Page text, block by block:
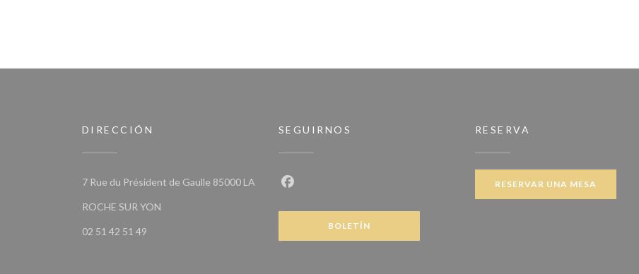
DIRECCIÓN
7 Rue du Président de Gaulle 85000 LA
ROCHE SUR YON((abre en una nueva ventana))
02 51 42 51 49
SEGUIRNOS
BOLETÍN
RESERVA
RESERVAR UNA MESA